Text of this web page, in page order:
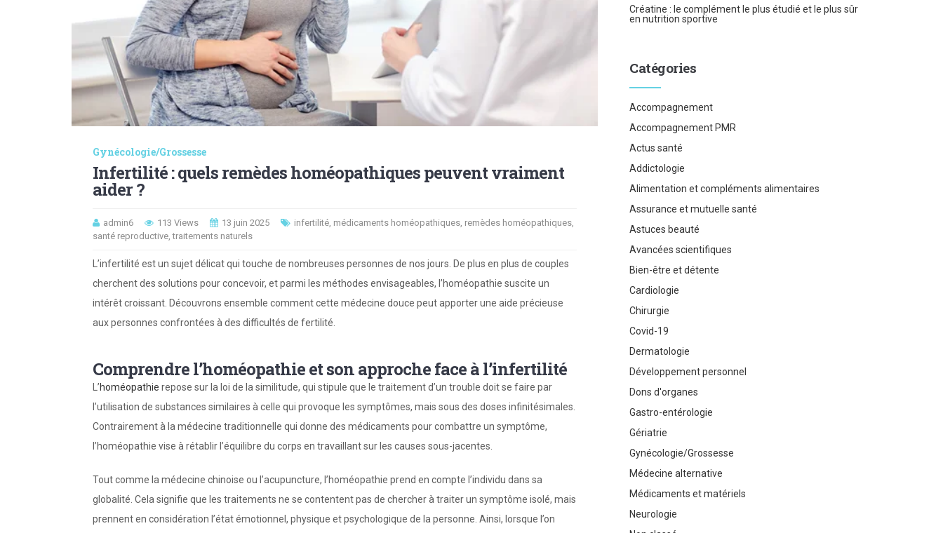
Gynécologie/Grossesse
Infertilité : quels remèdes homéopathiques peuvent vraiment
aider ?
admin6 113 Views 13 juin 2025 infertilité médicaments homéopathiques remèdes homéopathiques
santé reproductive ,traitements naturels
L’infertilité est un sujet délicat qui touche de nombreuses personnes de nos jours. De plus en plus de couples
cherchent des solutions pour concevoir, et parmi les méthodes envisageables, l’homéopathie suscite un
intérêt croissant. Découvrons ensemble comment cette médecine douce peut apporter une aide précieuse
aux personnes confrontées à des difficultés de fertilité.
Comprendre l’homéopathie et son approche face à l’infertilité
L’homéopathie repose sur la loi de la similitude, qui stipule que le traitement d’un trouble doit se faire par
l’utilisation de substances similaires à celle qui provoque les symptômes, mais sous des doses infinitésimales.
Contrairement à la médecine traditionnelle qui donne des médicaments pour combattre un symptôme,
l’homéopathie vise à rétablir l’équilibre du corps en travaillant sur les causes sous-jacentes.
Tout comme la médecine chinoise ou l’acupuncture, l’homéopathie prend en compte l’individu dans sa
globalité. Cela signifie que les traitements ne se contentent pas de chercher à traiter un symptôme isolé, mais
prennent en considération l’état émotionnel, physique et psychologique de la personne. Ainsi, lorsque l’on
Créatine : le complément le plus étudié et le plus sûr
en nutrition sportive
Catégories
Accompagnement
Accompagnement PMR
Actus santé
Addictologie
Alimentation et compléments alimentaires
Assurance et mutuelle santé
Astuces beauté
Avancées scientifiques
Bien-être et détente
Cardiologie
Chirurgie
Covid-19
Dermatologie
Développement personnel
Dons d'organes
Gastro-entérologie
Gériatrie
Gynécologie/Grossesse
Médecine alternative
Médicaments et matériels
Neurologie